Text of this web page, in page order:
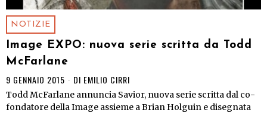
NOTIZIE
Image EXPO: nuova serie scritta da Todd
McFarlane
9 GENNAIO 2015 DI EMILIO CIRRI
Todd McFarlane annuncia Savior, nuova serie scritta dal co-
fondatore della Image assieme a Brian Holguin e disegnata